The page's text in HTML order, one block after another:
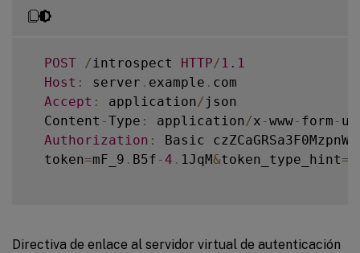
POST / introspect HTTP/ 1.1
Host : server . example . com
Accept : application/ json
  Content
-Type : application/x -www- form -
Authorization :
Basic
  token
=mF_9 . B5f -4 . 1JqM&token_type_hint=
Directiva de enlace al servidor virtual de autenticación